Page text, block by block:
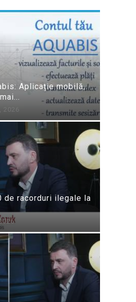
Aplicație mobilă,
2026
de racorduri ilegale la